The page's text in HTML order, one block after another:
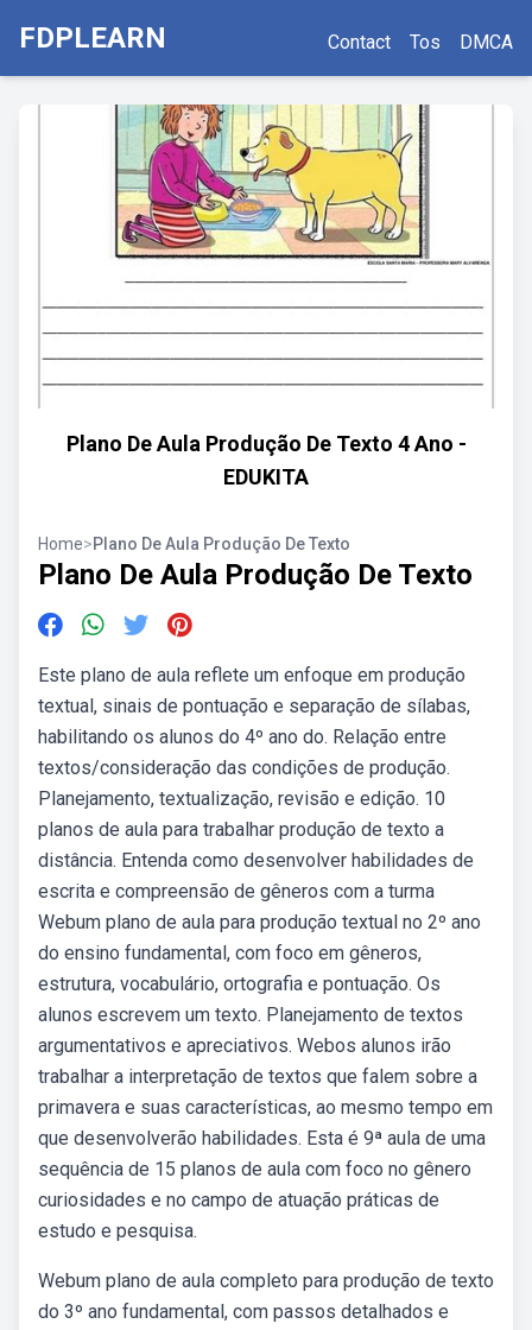
FDPLEARN Contact Tos DMCA
Plano De Aula Produção De Texto 4 Ano -
EDUKITA
Home>Plano De Aula Produção De Texto
Plano De Aula Produção De Texto
Este plano de aula reflete um enfoque em produção
textual, sinais de pontuação e separação de sílabas,
habilitando os alunos do 4º ano do. Relação entre
textos/consideração das condições de produção.
Planejamento, textualização, revisão e edição. 10
planos de aula para trabalhar produção de texto a
distância. Entenda como desenvolver habilidades de
escrita e compreensão de gêneros com a turma
Webum plano de aula para produção textual no 2º ano
do ensino fundamental, com foco em gêneros,
estrutura, vocabulário, ortografia e pontuação. Os
alunos escrevem um texto. Planejamento de textos
argumentativos e apreciativos. Webos alunos irão
trabalhar a interpretação de textos que falem sobre a
primavera e suas características, ao mesmo tempo em
que desenvolverão habilidades. Esta é 9ª aula de uma
sequência de 15 planos de aula com foco no gênero
curiosidades e no campo de atuação práticas de
estudo e pesquisa.
Webum plano de aula completo para produção de texto
do 3º ano fundamental, com passos detalhados e